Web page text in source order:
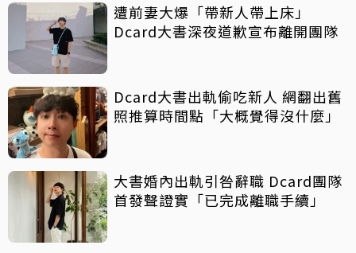
遭前妻大爆「帶新人帶上床」
Dcard大書深夜道歉宣布離開團隊
Dcard大書出軌偷吃新人 網翻出舊
照推算時間點「大概覺得沒什麼」
大書婚內出軌引咎辭職 Dcard團隊
首發聲證實「已完成離職手續」